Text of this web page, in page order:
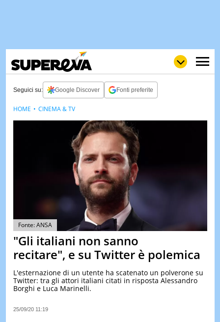
NEWS
&
TEST
Seguici su: Google Discover Fonti preferite
Fonte: ANSA
"Gli italiani non sanno
recitare", e su Twitter è polemica
L'esternazione di un utente ha scatenato un polverone su
Twitter: tra gli attori italiani citati in risposta Alessandro
Borghi e Luca Marinelli.
25/09/20 11:19
HOME CINEMA & TV